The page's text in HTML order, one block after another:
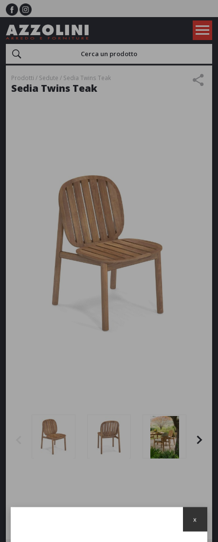
Prodotti Sedute Sedia Twins Teak
Sedia Twins Teak
x